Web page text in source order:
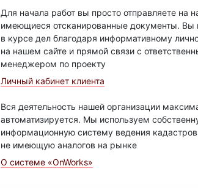
Для начала работ вы просто отправляете на
имеющиеся отсканированные документы. Вы
в курсе дел благодаря информативному
на нашем сайте и прямой связи с
менеджером по проекту
Личный кабинет клиента
Вся деятельность нашей организации
автоматизируется. Мы используем
информационную систему ведения
не имеющую аналогов на рынке
О системе «OnWorks»